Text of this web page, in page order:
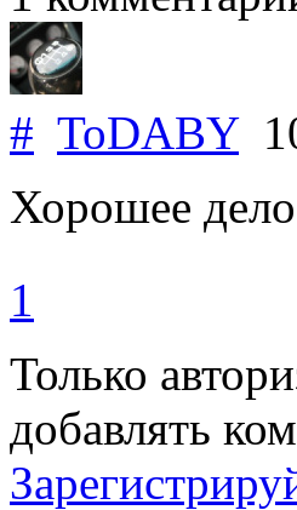
# ToDABY
Хорошее
1
Только
добавлять